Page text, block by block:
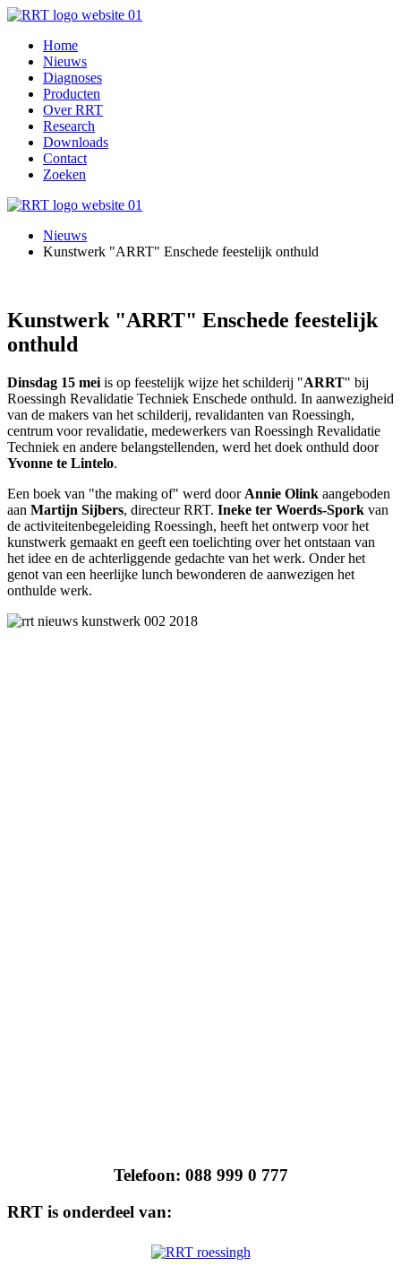
Home
Nieuws
Diagnoses
Producten
Over RRT
Research
Downloads
Contact
Zoeken
Nieuws
Kunstwerk "ARRT" Enschede feestelijk onthuld
Kunstwerk "ARRT" Enschede feestelijk
onthuld
Dinsdag 15 mei is op feestelijk wijze het schilderij "ARRT" bij
Roessingh Revalidatie Techniek Enschede onthuld. In aanwezigheid
van de makers van het schilderij, revalidanten van Roessingh,
centrum voor revalidatie, medewerkers van Roessingh Revalidatie
Techniek en andere belangstellenden, werd het doek onthuld door
Yvonne te Lintelo.
Een boek van "the making of" werd door Annie Olink aangeboden
aan Martijn Sijbers, directeur RRT. Ineke ter Woerds-Spork van
de activiteitenbegeleiding Roessingh, heeft het ontwerp voor het
kunstwerk gemaakt en geeft een toelichting over het ontstaan van
het idee en de achterliggende gedachte van het werk. Onder het
genot van een heerlijke lunch bewonderen de aanwezigen het
onthulde werk.
Telefoon: 088 999 0 777
RRT is onderdeel van: